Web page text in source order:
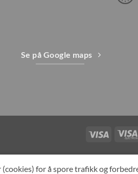
Se på Google maps
Visa
TILBAKEKALLINGER
for å spore trafikk og